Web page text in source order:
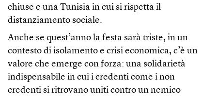
chiuse e una Tunisia in cui si rispetta il
distanziamento sociale.
Anche se quest’anno la festa sarà triste, in un
contesto di isolamento e crisi economica, c’è un
valore che emerge con forza: una solidarietà
indispensabile in cui i credenti come i non
credenti si ritrovano uniti contro un nemico